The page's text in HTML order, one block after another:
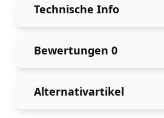
Technische Info
Bewertungen 0
Alternativartikel